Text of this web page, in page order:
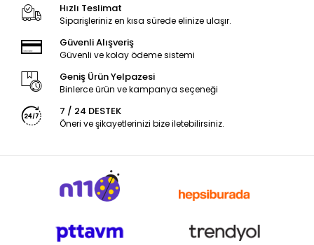
Hızlı Teslimat
Siparişleriniz en kısa sürede elinize ulaşır.
Güvenli Alışveriş
Güvenli ve kolay ödeme sistemi
Geniş Ürün Yelpazesi
Binlerce ürün ve kampanya seçeneği
7 / 24 DESTEK
Öneri ve şikayetlerinizi bize iletebilirsiniz.